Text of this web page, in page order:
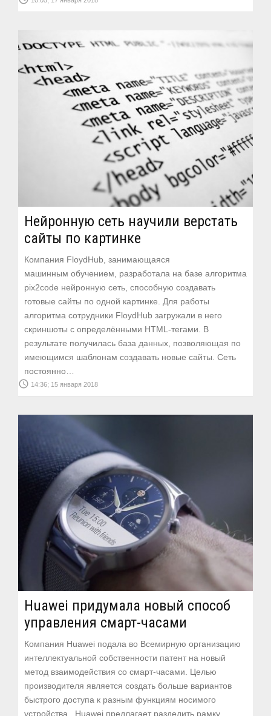
Нейронную сеть научили верстать
сайты по картинке
Компания FloydHub, занимающаяся
машинным обучением, разработала на базе алгоритма
pix2code нейронную сеть, способную создавать
готовые сайты по одной картинке. Для работы
алгоритма сотрудники FloydHub загружали в него
скриншоты с определёнными HTML-тегами. В
результате получилась база данных, позволяющая по
имеющимся шаблонам создавать новые сайты. Сеть
постоянно…
access_time 14:36; 15 января 2018
Huawei придумала новый способ
управления смарт-часами
Компания Huawei подала во Всемирную организацию
интеллектуальной собственности патент на новый
метод взаимодействия со смарт-часами. Целью
производителя является создать больше вариантов
быстрого доступа к разным функциям носимого
устройства. Huawei предлагает разделить рамку